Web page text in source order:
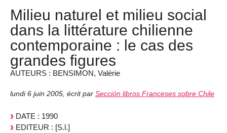
Milieu naturel et milieu social
dans la littérature chilienne
contemporaine : le cas des
grandes figures
AUTEURS : BENSIMON, Valérie
lundi 6 juin 2005, écrit par Sección libros Franceses sobre Chile
DATE : 1990
EDITEUR : [S.l.]